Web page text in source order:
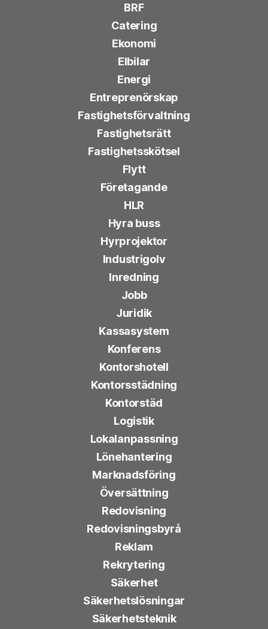
BRF
Catering
Ekonomi
Elbilar
Energi
Entreprenörskap
Fastighetsförvaltning
Fastighetsrätt
Fastighetsskötsel
Flytt
Företagande
HLR
Hyra buss
Hyrprojektor
Industrigolv
Inredning
Jobb
Juridik
Kassasystem
Konferens
Kontorshotell
Kontorsstädning
Kontorstäd
Logistik
Lokalanpassning
Lönehantering
Marknadsföring
Översättning
Redovisning
Redovisningsbyrå
Reklam
Rekrytering
Säkerhet
Säkerhetslösningar
Säkerhetsteknik